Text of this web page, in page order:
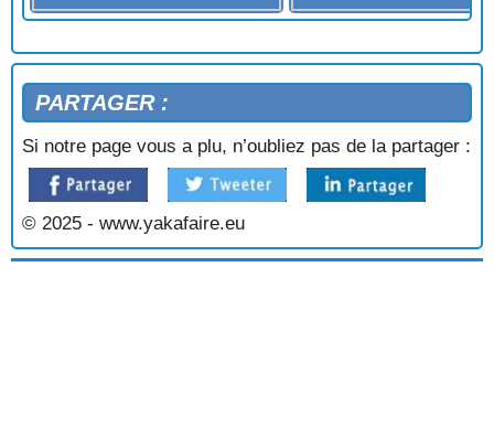
FICHES PLANTES LETTRE V
FICHES PLANTES LETTRE Z
PARTAGER :
Si notre page vous a plu, n’oubliez pas de la partager :
© 2025 - www.yakafaire.eu